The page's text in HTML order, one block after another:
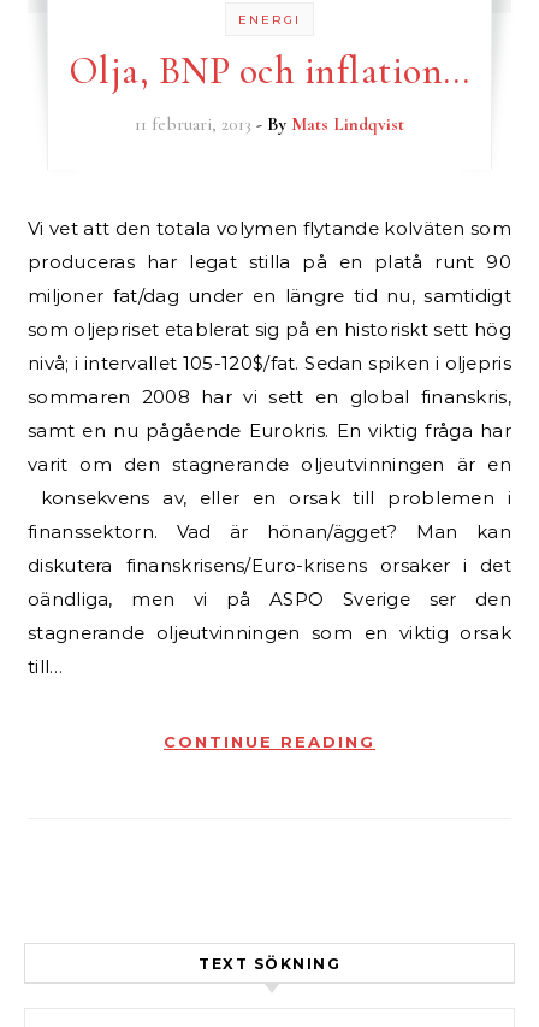
ENERGI
Olja, BNP och inflation…
11 februari, 2013 - By Mats Lindqvist
Vi vet att den totala volymen flytande kolväten som
produceras har legat stilla på en platå runt 90
miljoner fat/dag under en längre tid nu, samtidigt
som oljepriset etablerat sig på en historiskt sett hög
nivå; i intervallet 105-120$/fat. Sedan spiken i oljepris
sommaren 2008 har vi sett en global finanskris,
samt en nu pågående Eurokris. En viktig fråga har
varit om den stagnerande oljeutvinningen är en
konsekvens av, eller en orsak till problemen i
finanssektorn. Vad är hönan/ägget? Man kan
diskutera finanskrisens/Euro-krisens orsaker i det
oändliga, men vi på ASPO Sverige ser den
stagnerande oljeutvinningen som en viktig orsak
till…
CONTINUE READING
TEXT SÖKNING